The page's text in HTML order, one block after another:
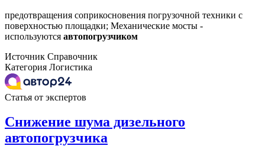
предотвращения соприкосновения погрузочной техники с
поверхностью площадки; Механические мосты -
используются автопогрузчиком
Источник Справочник
Категория Логистика
Статья от экспертов
Снижение шума дизельного
автопогрузчика